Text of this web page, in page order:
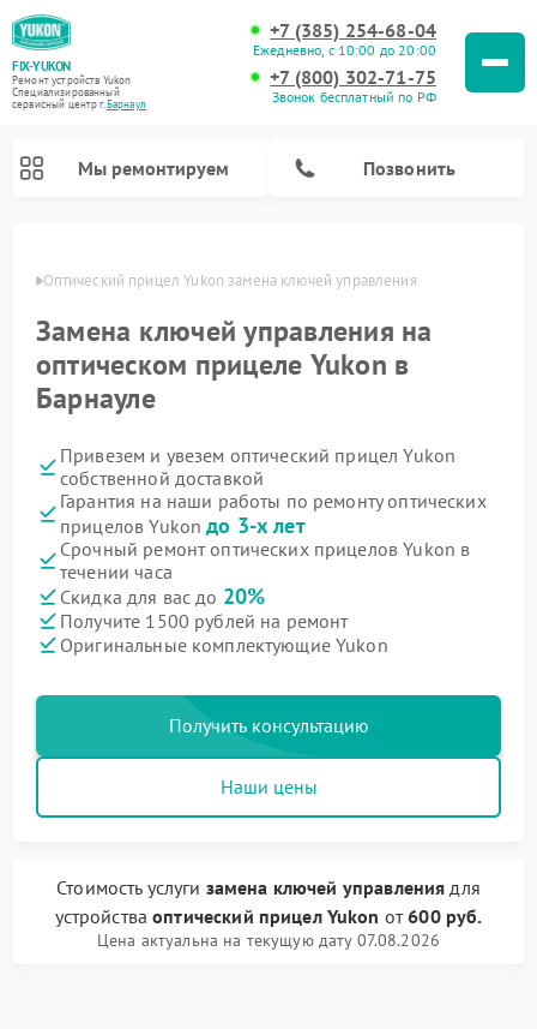
FIX-YUKON
Ремонт устройств Yukon
Специализированный
cервисный центр г.Барнаул
+7 (385) 254-68-04
Ежедневно, с 10:00 до 20:00
+7 (800) 302-71-75
Звонок бесплатный по РФ
Мы ремонтируем Позвонить
Оптический прицел Yukon замена ключей управления
Замена ключей управления на
оптическом прицеле Yukon в
Барнауле
Привезем и увезем оптический прицел Yukon
собственной доставкой
Гарантия на наши работы по ремонту оптических
прицелов Yukonдо 3-х лет
Срочный ремонт оптических прицелов Yukon в
течении часа
Скидка для вас до 20%
Получите 1500 рублей на ремонт
Оригинальные комплектующие Yukon
Получить консультацию
Наши цены
Стоимость услуги замена ключей управления для
устройстваоптический прицел Yukon от600 руб.
Цена актуальна на текущую дату 07.08.2026